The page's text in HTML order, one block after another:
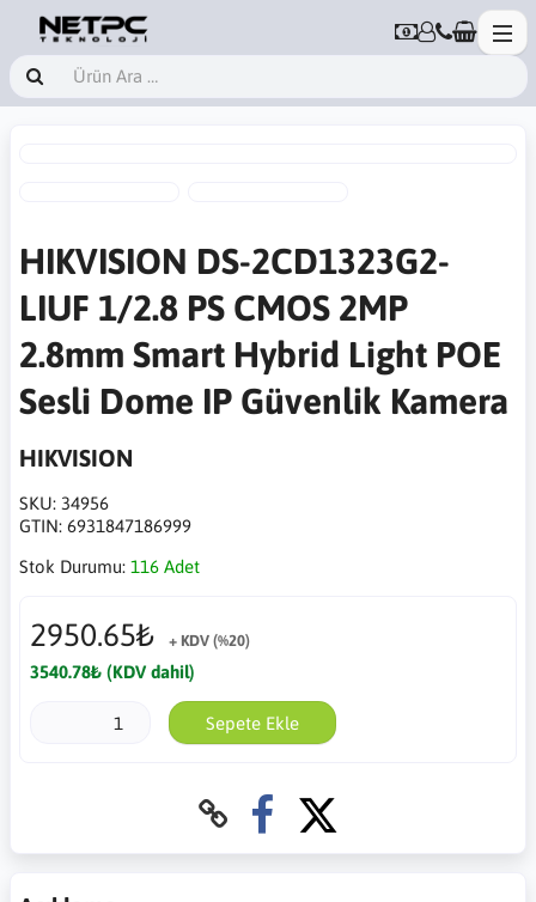
HIKVISION DS-2CD1323G2-
LIUF 1/2.8 PS CMOS 2MP
2.8mm Smart Hybrid Light POE
Sesli Dome IP Güvenlik Kamera
HIKVISION
SKU: 34956
GTIN: 6931847186999
Stok Durumu: 116 Adet
2950.65₺ + KDV (%20)
3540.78₺ (KDV dahil)
Sepete Ekle